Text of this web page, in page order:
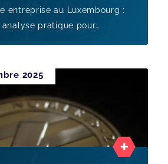
entreprise au Luxembourg :
analyse pratique pour
2025